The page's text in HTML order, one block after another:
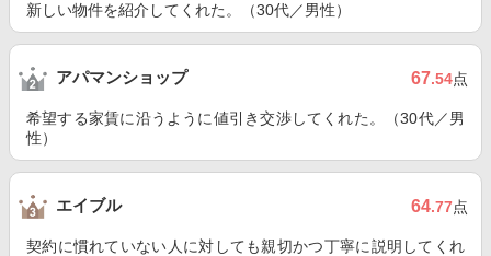
新しい物件を紹介してくれた。（30代／男性）
アパマンショップ 67.54点
希望する家賃に沿うように値引き交渉してくれた。（30代／男
性）
エイブル 64.77点
契約に慣れていない人に対しても親切かつ丁寧に説明してくれ